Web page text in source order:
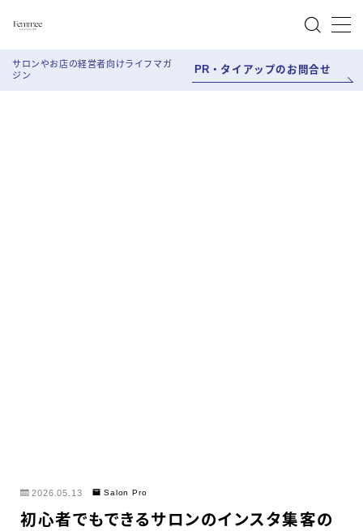
MENU
サロンやお店の経営者向けライフマガ
ジン
PR・タイアップのお問合せ
2026.05.13 Salon Pro
初心者でもできるサロンのインスタ集客の